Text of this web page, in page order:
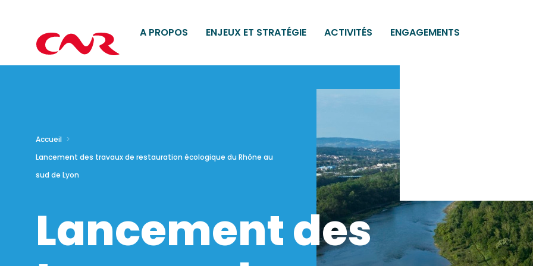
A PROPOS ENJEUX ET STRATÉGIE ACTIVITÉS ENGAGEMENTS
Accueil
Lancement des travaux de restauration écologique du Rhône au
sud de Lyon
Lancement des